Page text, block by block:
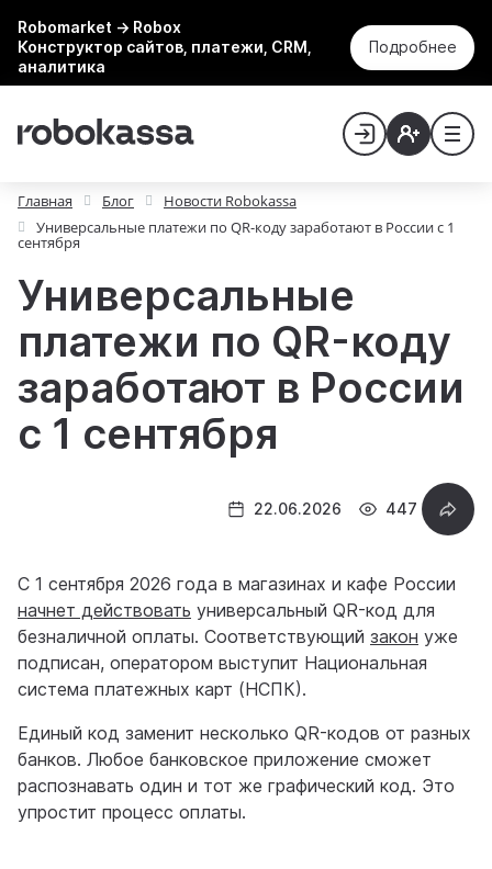
Robomarket → Robox
Конструктор сайтов, платежи, CRM,
аналитика
Подробнее
Главная Блог
Новости Robokassa
Универсальные платежи по QR-коду заработают в России с 1
сентября
Универсальные
платежи по QR-коду
заработают в России
с 1 сентября
22.06.2026 447
С 1 сентября 2026 года в магазинах и кафе России
начнет действовать универсальный QR-код для
безналичной оплаты. Соответствующий закон уже
подписан, оператором выступит Национальная
система платежных карт (НСПК).
Единый код заменит несколько QR-кодов от разных
банков. Любое банковское приложение сможет
распознавать один и тот же графический код. Это
упростит процесс оплаты.